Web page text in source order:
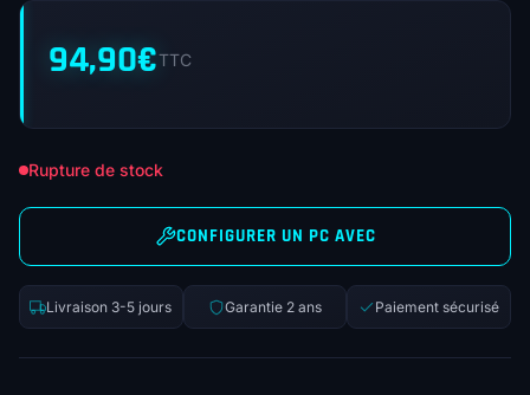
94,90€TTC
Rupture de stock
CONFIGURER UN PC AVEC
Livraison 3-5 jours Garantie 2 ans Paiement sécurisé